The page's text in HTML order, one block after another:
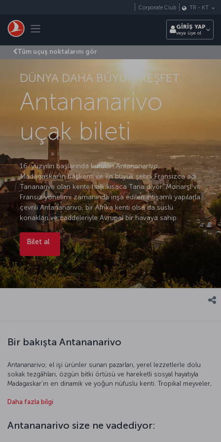
Toggle navigation
Corporate Club TR - KT
GİRİŞ YAP
veya üye ol
Tüm uçuş noktalarını gör
DÜNYA DAHA BÜYÜK. KEŞFET.
Antananarivo
uçak bileti
16. yüzyılın başlarında kurulan Antananarivo,
Madagaskar’ın başkenti ve en büyük şehri. Fransızca adı
Tananarive olan kente halk kısaca Tana diyor. Monarşi ve
Fransız yönetimi zamanında inşa edilen ihtişamlı yapılarla
çevrili Antananarivo, bir Afrika kenti olsa da süslü
konakları ve caddeleriyle Avrupai bir havaya sahip.
Bilet al
Bir bakışta Antananarivo
Antananarivo; el işi ürünler sunan pazarları, yerel lezzetlerle dolu
sokak tezgâhları, özgün bitki örtüsü ve hareketli sosyal hayatıyla
Madagaskar’ın en dinamik ve yoğun nüfuslu kenti. Tropikal meyveler,
farklı bir gastronomi deneyimi sunuyor. Doğayla tarihin kucaklaştığı
bileti alabilir, Afrika’nın kalbine uzanan bu özel keşfe ilk adımınızı
atabilirsiniz.
Daha fazla bilgi
Antananarivo size ne vadediyor: